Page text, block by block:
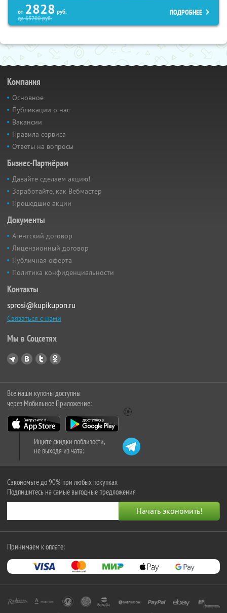
от 2828 руб.
до65700руб.
ПОДРОБНЕЕ
Компания
Основное
Публикации о нас
Вакансии
Правила сервиса
Ответы на вопросы
Бизнес-Партнёрам
Давайте сделаем акцию!
Заработайте, как Вебмастер
Прошедшие акции
Документы
Агентский договор
Лицензионный договор
Публичная оферта
Политика конфиденциальности
Контакты
sprosi@kupikupon.ru
Связаться с нами
Мы в Соцсетях
Все наши купоны доступны
через Мобильное Приложение:
Ищите скидки поблизости,
не выходя из чата:
Сэкономьте до 90% при любых покупках
Подпишитесь на самые выгодные предложения
Принимаем к оплате: